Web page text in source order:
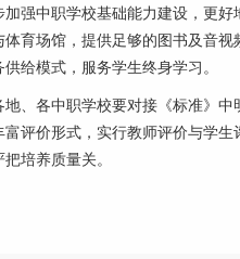
中职学校基础能力建设，更好
育场馆，提供足够的图书及音
给模式，服务学生终身学习。
各中职学校要对接《标准》中
评价形式，实行教师评价与学
培养质量关。